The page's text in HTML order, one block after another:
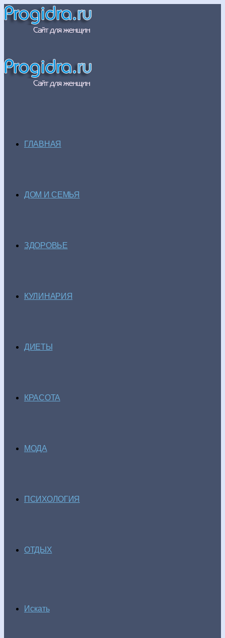
ГЛАВНАЯ
ДОМ И СЕМЬЯ
ЗДОРОВЬЕ
КУЛИНАРИЯ
ДИЕТЫ
КРАСОТА
МОДА
ПСИХОЛОГИЯ
ОТДЫХ
Искать